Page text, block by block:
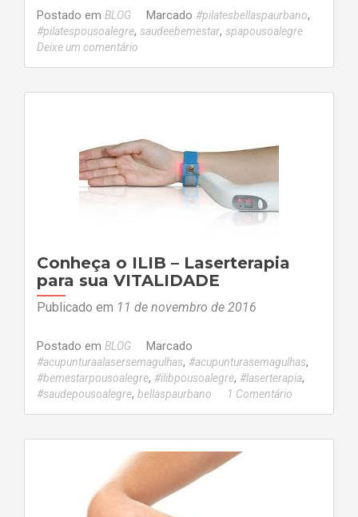
Postado em BLOG Marcado #pilatesbellaspaurbano,
#pilatespousoalegre, saudeebemestar, spapousoalegre
Deixe um comentário
Conheça o ILIB – Laserterapia
para sua VITALIDADE
Publicado em 11 de novembro de 2016
Postado em BLOG Marcado
#acupunturaalasersemagulhas, #acupunturasemagulhas,
#bemestarpousoalegre, #ilibpousoalegre, #laserterapia,
#saudepousoalegre, bellaspaurbano 1 Comentário